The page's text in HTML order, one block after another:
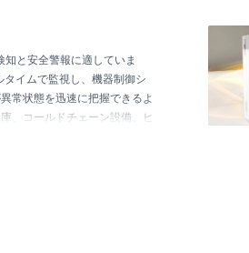
と安全警報に適していま
イムで監視し、機器制御シ
常状態を迅速に把握できるよ
、コールドチェーン設備、ヒ